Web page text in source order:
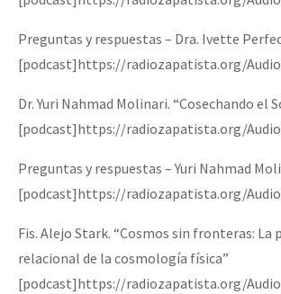
Preguntas y respuestas – Dra. Ivette
[podcast]https://radiozapatista.org/
Dr. Yuri Nahmad Molinari. “Cosechando el
[podcast]https://radiozapatista.org/
Preguntas y respuestas – Yuri Nahmad
[podcast]https://radiozapatista.org/
Fis. Alejo Stark. “Cosmos sin fronteras: La
relacional de la cosmología física”
[podcast]https://radiozapatista.org/